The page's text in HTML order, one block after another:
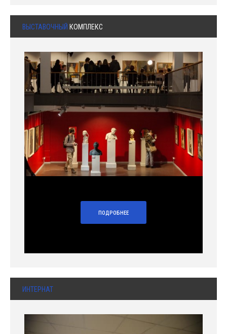
ВЫСТАВОЧНЫЙ КОМПЛЕКС
ПОДРОБНЕЕ
ИНТЕРНАТ